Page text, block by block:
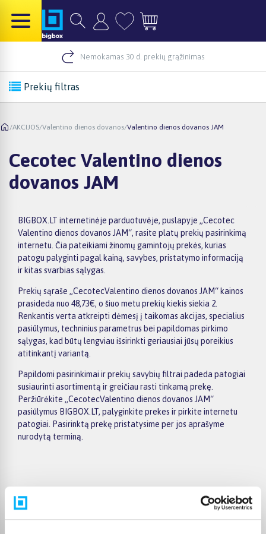
Nemokamas 30 d. prekių grąžinimas
Prekių filtras
/AKCIJOS/Valentino dienos dovanos/Valentino dienos dovanos JAM
Cecotec Valentino dienos
dovanos JAM
BIGBOX.LT internetinėje parduotuvėje, puslapyje „Cecotec
Valentino dienos dovanos JAM“, rasite platų prekių pasirinkimą
internetu. Čia pateikiami žinomų gamintojų prekės, kurias
patogu palyginti pagal kainą, savybes, pristatymo informaciją
ir kitas svarbias sąlygas.
Prekių sąraše „CecotecValentino dienos dovanos JAM“ kainos
prasideda nuo 48,73€, o šiuo metu prekių kiekis siekia 2.
Renkantis verta atkreipti dėmesį į taikomas akcijas, specialius
pasiūlymus, techninius parametrus bei papildomas pirkimo
sąlygas, kad būtų lengviau išsirinkti geriausiai jūsų poreikius
atitinkantį variantą.
Papildomi pasirinkimai ir prekių savybių filtrai padeda patogiai
susiaurinti asortimentą ir greičiau rasti tinkamą prekę.
Peržiūrėkite „CecotecValentino dienos dovanos JAM“
pasiūlymus BIGBOX.LT, palyginkite prekes ir pirkite internetu
patogiai. Pasirinktą prekę pristatysime per jos aprašyme
nurodytą terminą.
Pirkėjų atsiliepimai apie prekes